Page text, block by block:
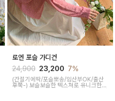
로엔 포슬 가디건
24,900 23,200 7%
(간절기에딱/포슬뽀송/임산부OK/출산
후쭉-) 보슬보슬한 텍스쳐로 유니크한
멋스러움이 느껴지는 가디건이에요 간절